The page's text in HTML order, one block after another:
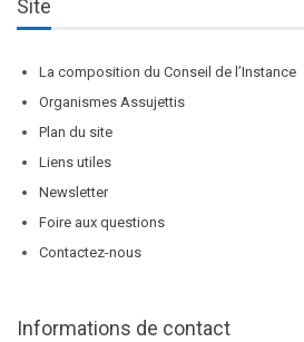
Site
La composition du Conseil de l’Instance
Organismes Assujettis
Plan du site
Liens utiles
Newsletter
Foire aux questions
Contactez-nous
Informations de contact